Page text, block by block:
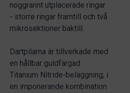
noggrannt utplacerade ringar
- större ringar framtill och två
mikrosektioner baktill.
Dartpilarna är tillverkade med
en hållbar guldfärgad
Titanium Nitride-beläggning, i
en imponerande kombination